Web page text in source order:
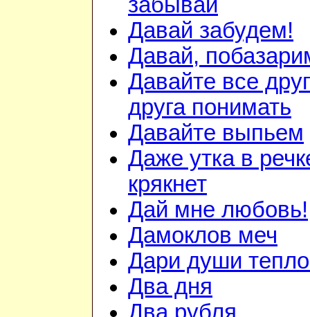
забывай
Давай забудем!
Давай,
Давайте все друг
друга понимать
Давайте выпьем
Даже утка в
крякнет
Дай мне любовь!
Дамоклов меч
Дари души
Два дня